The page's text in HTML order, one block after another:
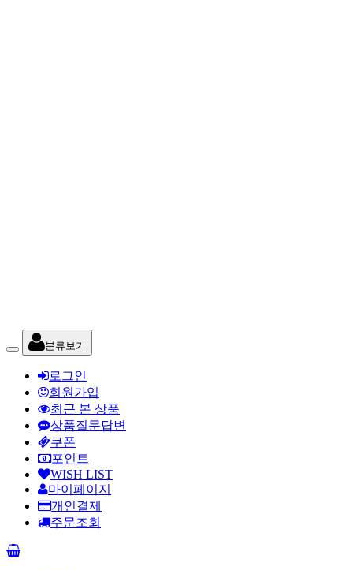
분류보기
로그인
회원가입
최근 본 상품
상품질문답변
쿠폰
포인트
WISH LIST
마이페이지
개인결제
주문조회